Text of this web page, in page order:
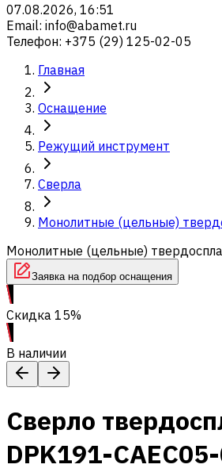
07.08.2026, 16:51
Email: info@abamet.ru
Телефон: +375 (29) 125-02-05
Главная
Оснащение
Режущий инструмент
Сверла
Монолитные (цельные)
Монолитные (цельные)
Заявка на подбор оснащения
Скидка 15%
В наличии
Сверло
DPK191-